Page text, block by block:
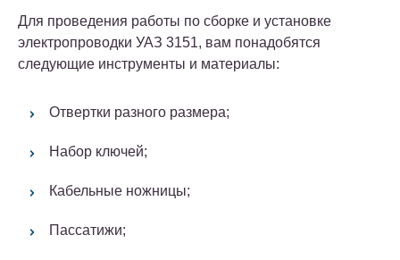
Для проведения работы по сборке и установке
электропроводки УАЗ 3151, вам понадобятся
следующие инструменты и материалы:
Отвертки разного размера;
Набор ключей;
Кабельные ножницы;
Пассатижи;